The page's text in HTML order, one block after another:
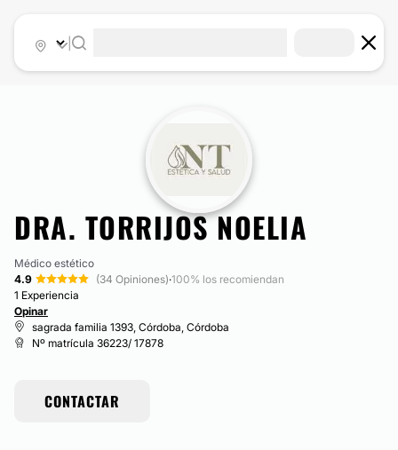
DRA. TORRIJOS NOELIA
Médico estético
4.9
(34 Opiniones)·100% los recomiendan
1 Experiencia
Opinar
sagrada familia 1393, Córdoba, Córdoba
Nº matrícula 36223/ 17878
CONTACTAR